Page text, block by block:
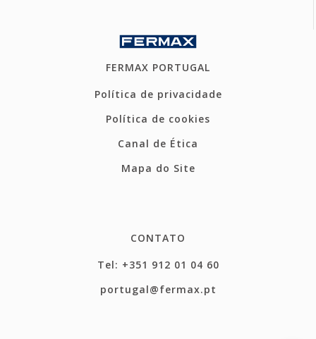
FERMAX PORTUGAL
Política de privacidade
Política de cookies
Canal de Ética
Mapa do Site
CONTATO
Tel: +351 912 01 04 60
portugal@fermax.pt